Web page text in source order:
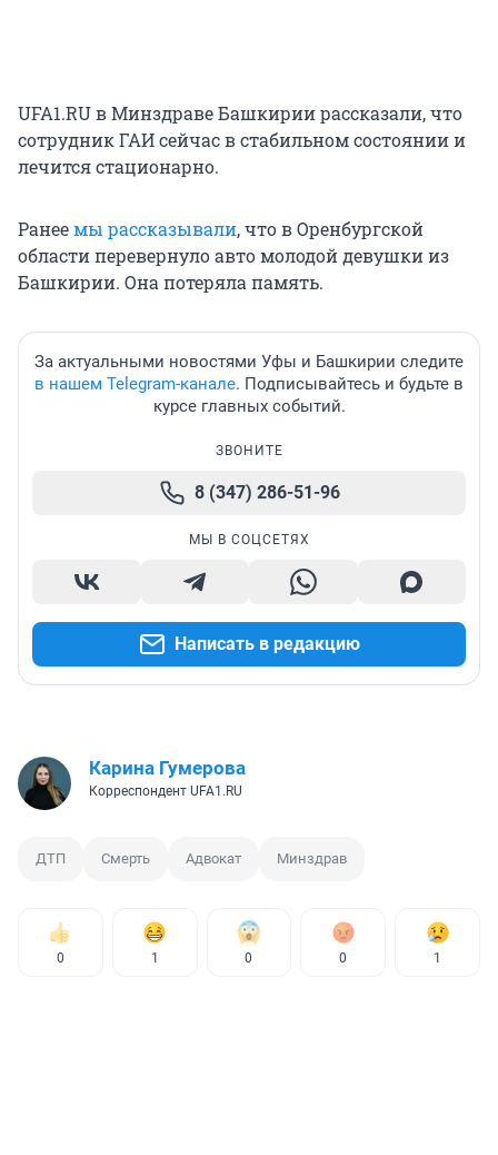
UFA1.RU в Минздраве Башкирии рассказали, что
сотрудник ГАИ сейчас в стабильном состоянии и
лечится стационарно.
Ранеемы рассказывали, что в Оренбургской
области перевернуло авто молодой девушки из
Башкирии. Она потеряла память.
За актуальными новостями Уфы и Башкирии следите
в нашем Telegram-канале. Подписывайтесь и будьте в
курсе главных событий.
ЗВОНИТЕ
8 (347) 286-51-96
МЫ В СОЦСЕТЯХ
Написать в редакцию
Карина Гумерова
Корреспондент UFA1.RU
ДТП Смерть Адвокат Минздрав
0 1 0 0 1